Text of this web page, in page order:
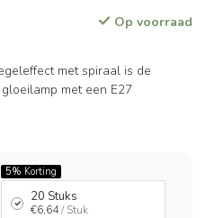
Op voorraad
met spiraal is de
met een E27
5% Korting
20 Stuks
€6,64/ Stuk